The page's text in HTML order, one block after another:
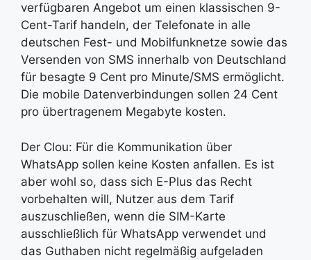
verfügbaren Angebot um einen klassischen 9-
Cent-Tarif handeln, der Telefonate in alle
deutschen Fest- und Mobilfunknetze sowie das
Versenden von SMS innerhalb von Deutschland
für besagte 9 Cent pro Minute/SMS ermöglicht.
Die mobile Datenverbindungen sollen 24 Cent
pro übertragenem Megabyte kosten.
Der Clou: Für die Kommunikation über
WhatsApp sollen keine Kosten anfallen. Es ist
aber wohl so, dass sich E-Plus das Recht
vorbehalten will, Nutzer aus dem Tarif
auszuschließen, wenn die SIM-Karte
ausschließlich für WhatsApp verwendet und
das Guthaben nicht regelmäßig aufgeladen